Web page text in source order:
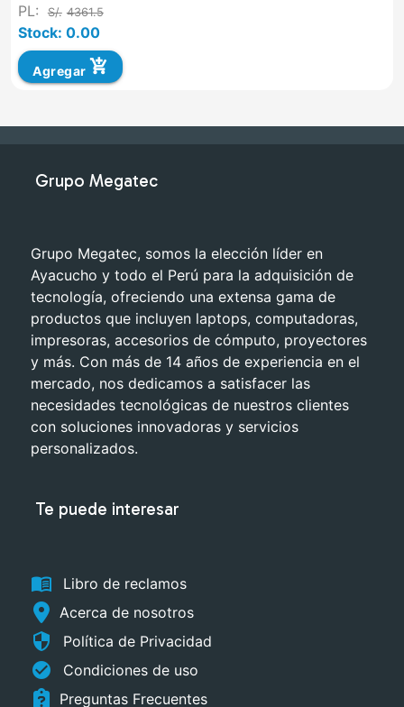
PL:
S/. 4361.5
Stock: 0.00
Agregar add_shopping_cart
Grupo Megatec
Grupo Megatec, somos la elección líder en
Ayacucho y todo el Perú para la adquisición de
tecnología, ofreciendo una extensa gama de
productos que incluyen laptops, computadoras,
impresoras, accesorios de cómputo, proyectores
y más. Con más de 14 años de experiencia en el
mercado, nos dedicamos a satisfacer las
necesidades tecnológicas de nuestros clientes
con soluciones innovadoras y servicios
personalizados.
Te puede interesar
menu_book
Libro de reclamos
Acerca de nosotros
security Política de Privacidad
check_circle
Condiciones de uso
Preguntas Frecuentes